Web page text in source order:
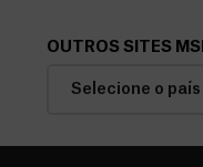
OUTROS SITES
Selecione o país